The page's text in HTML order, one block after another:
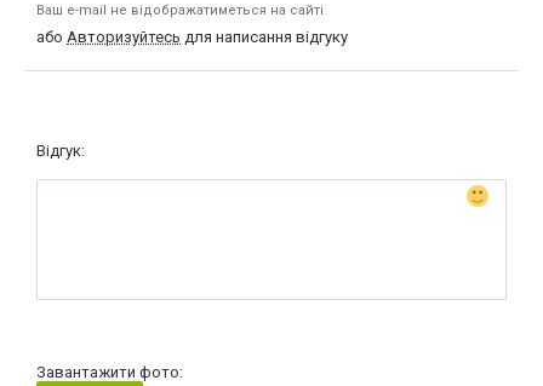
Ваш e-mail не відображатиметься на сайті
або Авторизуйтесь для написання відгуку
Відгук:
Завантажити фото: